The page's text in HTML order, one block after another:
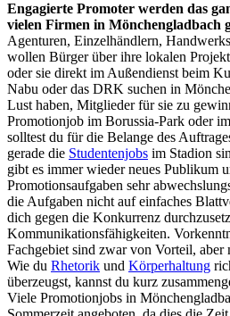
Engagierte Promoter werden das
vielen Firmen in Mönchengladbach
Agenturen, Einzelhändlern,
wollen Bürger über ihre lokalen
oder sie direkt im Außendienst beim
Nabu oder das DRK suchen in
Lust haben, Mitglieder für sie zu
Promotionjob im Borussia-Park oder
solltest du für die Belange des
gerade die Studentenjobs im Stadion
gibt es immer wieder neues Publikum
Promotionsaufgaben sehr
die Aufgaben nicht auf einfaches
dich gegen die Konkurrenz
Kommunikationsfähigkeiten.
Fachgebiet sind zwar von Vorteil, aber
Wie du Rhetorik und Körperhaltung
überzeugst, kannst du kurz
Viele Promotionjobs in